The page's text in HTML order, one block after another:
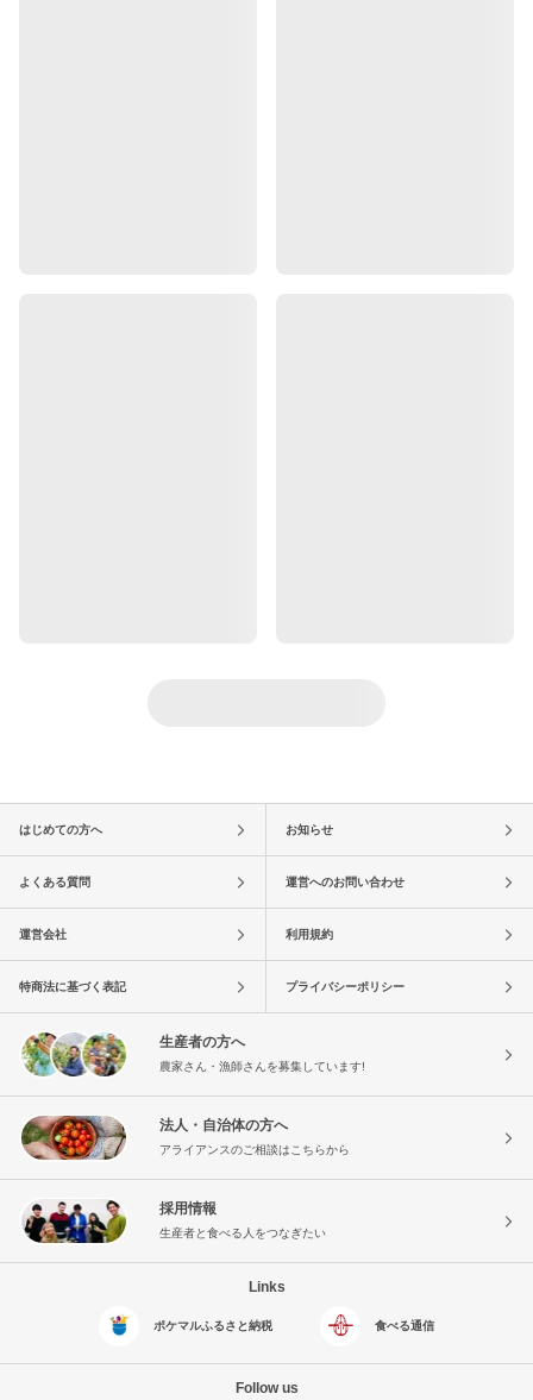
はじめての方へ お知らせ
よくある質問 運営へのお問い合わせ
運営会社 利用規約
特商法に基づく表記 プライバシーポリシー
生産者の方へ
農家さん・漁師さんを募集しています!
法人・自治体の方へ
アライアンスのご相談はこちらから
採用情報
生産者と食べる人をつなぎたい
Links
ポケマルふるさと納税 食べる通信
Follow us